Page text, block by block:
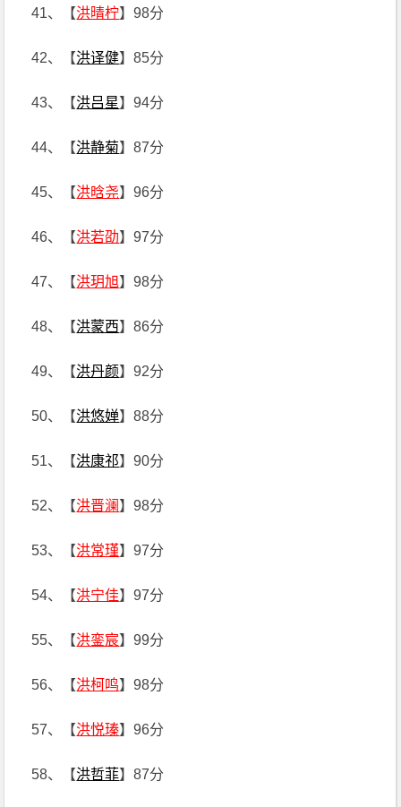
41、【洪晴柠】98分
42、【洪译健】85分
43、【洪吕星】94分
44、【洪静菊】87分
45、【洪晗尧】96分
46、【洪若劭】97分
47、【洪玥旭】98分
48、【洪蒙西】86分
49、【洪丹颜】92分
50、【洪悠婵】88分
51、【洪康祁】90分
52、【洪晋澜 】98分
53、【洪常瑾】97分
54、【洪宁佳】97分
55、【洪銮宸】99分
56、【洪柯鸣】98分
57、【洪悦瑧】96分
58、【洪哲菲】87分